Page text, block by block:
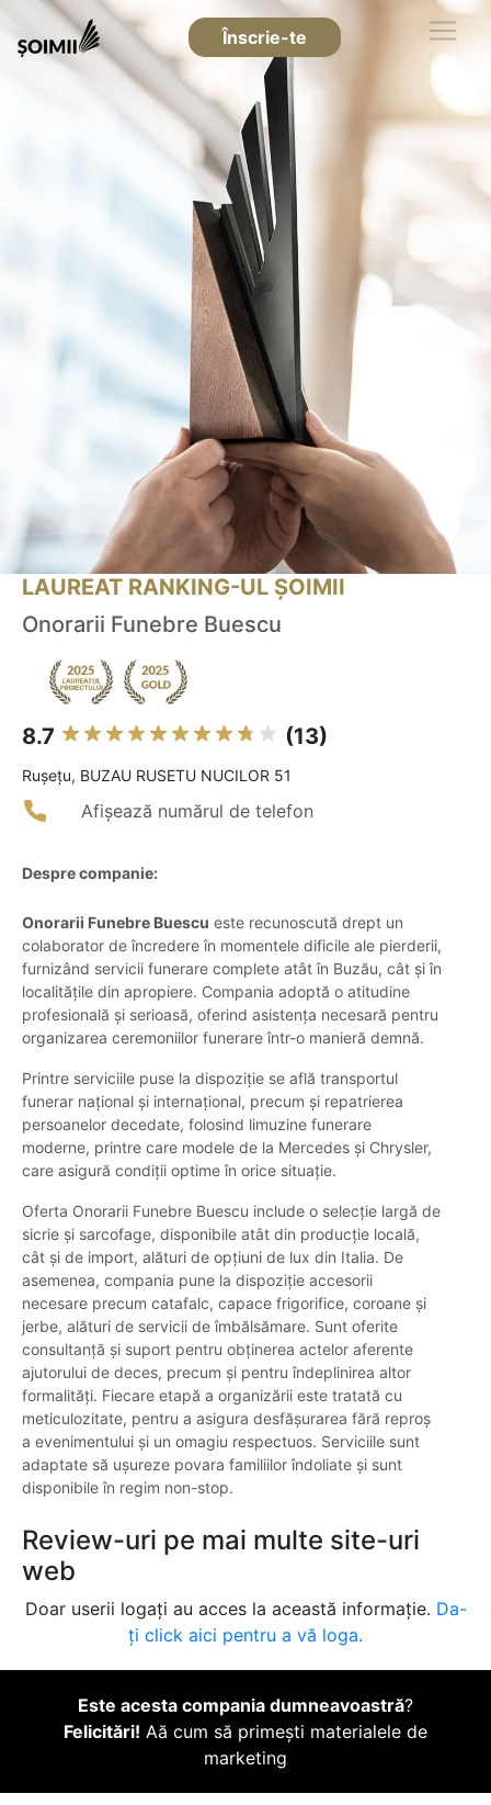
Înscrie-te
LAUREAT RANKING-UL ȘOIMII
Onorarii Funebre Buescu
8.7 (13)
Ruşeţu, BUZAU RUSETU NUCILOR 51
Afișează numărul de telefon
Despre companie:
Onorarii Funebre Buescu este recunoscută drept un
colaborator de încredere în momentele dificile ale pierderii,
furnizând servicii funerare complete atât în Buzău, cât și în
localitățile din apropiere. Compania adoptă o atitudine
profesională și serioasă, oferind asistența necesară pentru
organizarea ceremoniilor funerare într-o manieră demnă.
Printre serviciile puse la dispoziție se află transportul
funerar național și internațional, precum și repatrierea
persoanelor decedate, folosind limuzine funerare
moderne, printre care modele de la Mercedes și Chrysler,
care asigură condiții optime în orice situație.
Oferta Onorarii Funebre Buescu include o selecție largă de
sicrie și sarcofage, disponibile atât din producție locală,
cât și de import, alături de opțiuni de lux din Italia. De
asemenea, compania pune la dispoziție accesorii
necesare precum catafalc, capace frigorifice, coroane și
jerbe, alături de servicii de îmbălsămare. Sunt oferite
consultanță și suport pentru obținerea actelor aferente
ajutorului de deces, precum și pentru îndeplinirea altor
formalități. Fiecare etapă a organizării este tratată cu
meticulozitate, pentru a asigura desfășurarea fără reproș
a evenimentului și un omagiu respectuos. Serviciile sunt
adaptate să ușureze povara familiilor îndoliate și sunt
disponibile în regim non-stop.
Review-uri pe mai multe site-uri
web
Doar userii logați au acces la această informație. Da-
ți click aici pentru a vă loga.
Este acesta compania dumneavoastră?
Felicitări! Aă cum să primești materialele de
marketing